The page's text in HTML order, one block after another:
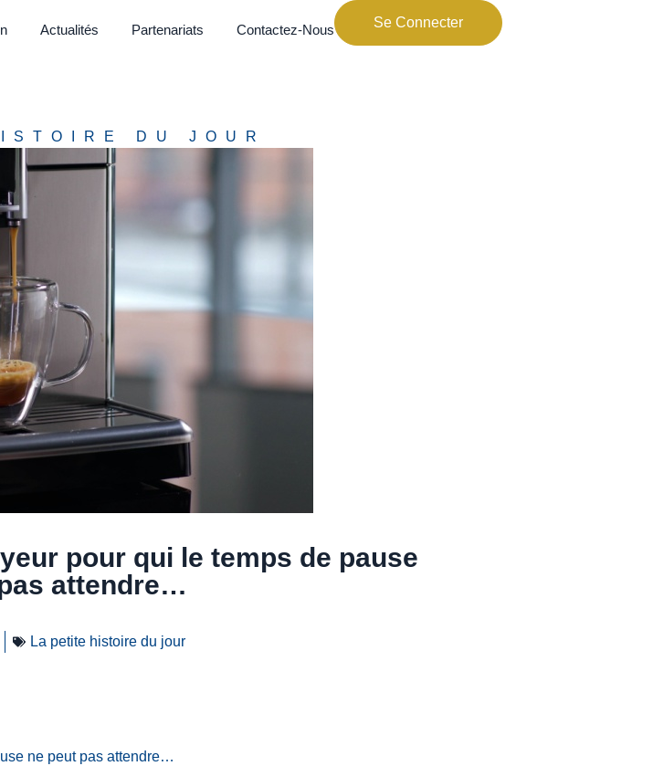
Actualités Partenariats Contactez-Nous Se Connecter
DU JOUR
pour qui le temps de pause
attendre…
La petite histoire du jour
ne peut pas attendre…